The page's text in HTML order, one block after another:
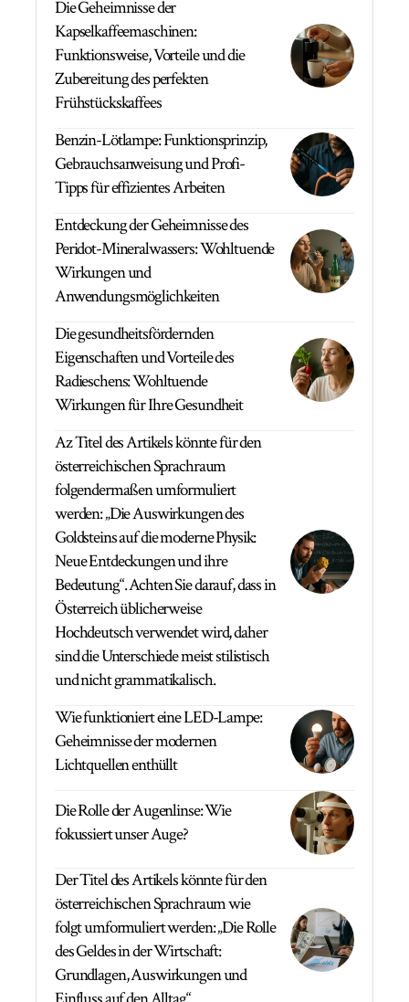
Die Geheimnisse der
Kapselkaffeemaschinen:
Funktionsweise, Vorteile und die
Zubereitung des perfekten
Frühstückskaffees
Benzin-Lötlampe: Funktionsprinzip,
Gebrauchsanweisung und Profi-
Tipps für effizientes Arbeiten
Entdeckung der Geheimnisse des
Peridot-Mineralwassers: Wohltuende
Wirkungen und
Anwendungsmöglichkeiten
Die gesundheitsfördernden
Eigenschaften und Vorteile des
Radieschens: Wohltuende
Wirkungen für Ihre Gesundheit
Az Titel des Artikels könnte für den
österreichischen Sprachraum
folgendermaßen umformuliert
werden: „Die Auswirkungen des
Goldsteins auf die moderne Physik:
Neue Entdeckungen und ihre
Bedeutung“. Achten Sie darauf, dass in
Österreich üblicherweise
Hochdeutsch verwendet wird, daher
sind die Unterschiede meist stilistisch
und nicht grammatikalisch.
Wie funktioniert eine LED-Lampe:
Geheimnisse der modernen
Lichtquellen enthüllt
Die Rolle der Augenlinse: Wie
fokussiert unser Auge?
Der Titel des Artikels könnte für den
österreichischen Sprachraum wie
folgt umformuliert werden: „Die Rolle
des Geldes in der Wirtschaft:
Grundlagen, Auswirkungen und